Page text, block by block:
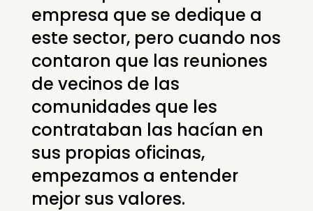
empresa que se dedique a
este sector, pero cuando nos
contaron que las reuniones
de vecinos de las
comunidades que les
contrataban las hacían en
sus propias oficinas,
empezamos a entender
mejor sus valores.